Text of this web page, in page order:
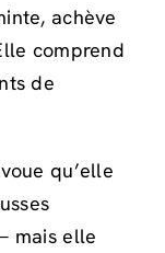
achève
comprend
de
qu’elle
mais elle